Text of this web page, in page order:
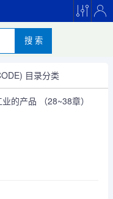
搜 索
目录分类
的产品 （28~38章）